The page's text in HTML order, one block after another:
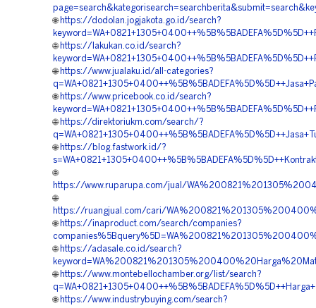
🌐 https://dodolan.jogjakota.go.id/search?
🌐 https://lakukan.co.id/search?
🌐 https://www.jualaku.id/all-categories?
🌐 https://www.pricebook.co.id/search?
🌐 https://direktoriukm.com/search/?
🌐 https://blog.fastwork.id/?
🌐
https://www.ruparupa.com/jual/
🌐
https://ruangjual.com/cari/
🌐 https://inaproduct.com/search/companies?
🌐 https://adasale.co.id/search?
🌐 https://www.montebellochamber.org/list/search?
🌐 https://www.industrybuying.com/search?